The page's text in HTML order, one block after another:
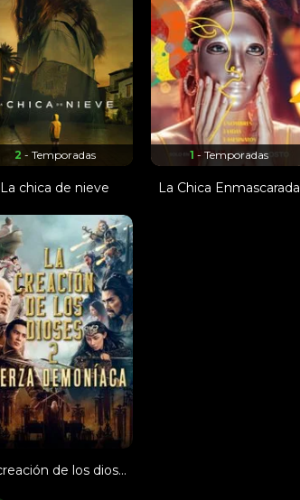
2 - Temporadas
La chica de nieve
1- Temporadas
La Chica Enmascarada
La creación de los dioses 2: Fuerza demoníaca